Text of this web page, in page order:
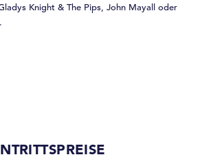
Knight & The Pips, John Mayall oder